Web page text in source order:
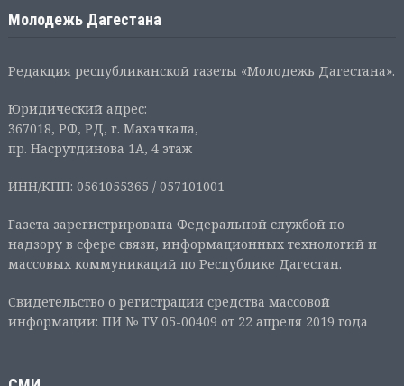
Молодежь Дагестана
Редакция республиканской газеты «Молодежь Дагестана».
Юридический адрес:
367018, РФ, РД, г. Махачкала,
пр. Насрутдинова 1А, 4 этаж
ИНН/КПП: 0561055365 / 057101001
Газета зарегистрирована Федеральной службой по
надзору в сфере связи, информационных технологий и
массовых коммуникаций по Республике Дагестан.
Свидетельство о регистрации средства массовой
информации: ПИ № ТУ 05-00409 от 22 апреля 2019 года